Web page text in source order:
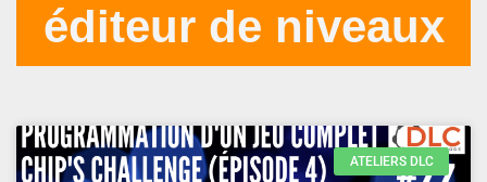
éditeur de niveaux
ATELIERS DLC